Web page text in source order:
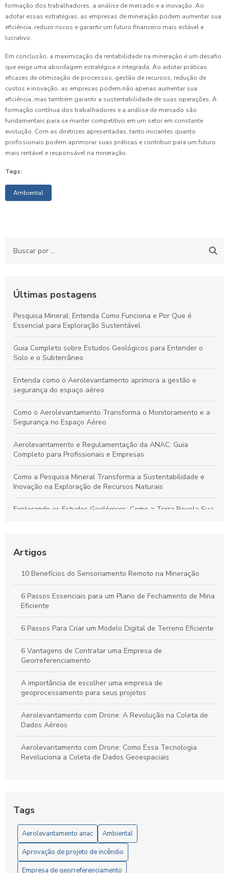
formação dos trabalhadores, a análise de mercado e a inovação. Ao
adotar essas estratégias, as empresas de mineração podem aumentar sua
eficiência, reduzir riscos e garantir um futuro financeiro mais estável e
lucrativo.
Em conclusão, a maximização da rentabilidade na mineração é um desafio
que exige uma abordagem estratégica e integrada. Ao adotar práticas
eficazes de otimização de processos, gestão de recursos, redução de
custos e inovação, as empresas podem não apenas aumentar sua
eficiência, mas também garantir a sustentabilidade de suas operações. A
formação contínua dos trabalhadores e a análise de mercado são
fundamentais para se manter competitivo em um setor em constante
evolução. Com as diretrizes apresentadas, tanto iniciantes quanto
profissionais podem aprimorar suas práticas e contribuir para um futuro
mais rentável e responsável na mineração.
Tags:
Ambiental
Últimas postagens
Pesquisa Mineral: Entenda Como Funciona e Por Que é
Essencial para Exploração Sustentável
Guia Completo sobre Estudos Geológicos para Entender o
Solo e o Subterrâneo
Entenda como o Aerolevantamento aprimora a gestão e
segurança do espaço aéreo
Como o Aerolevantamento Transforma o Monitoramento e a
Segurança no Espaço Aéreo
Aerolevantamento e Regulamentação da ANAC: Guia
Completo para Profissionais e Empresas
Como a Pesquisa Mineral Transforma a Sustentabilidade e
Inovação na Exploração de Recursos Naturais
Explorando os Estudos Geológicos: Como a Terra Revela Sua
revoluciona a coleta de dados em múltiplos setores
Plano de Gerenciamento de Riscos em Segurança do
Trabalho: Guia Completo para Proteger Sua Equipe e Otimizar
Resultados
Guia Completo para Criar um Plano de Gerenciamento de
Riscos em Segurança e Saúde no Trabalho
Artigos
10 Benefícios do Sensoriamento Remoto na Mineração
6 Passos Essenciais para um Plano de Fechamento de Mina
Eficiente
6 Passos Para Criar um Modelo Digital de Terreno Eficiente
6 Vantagens de Contratar uma Empresa de
Georreferenciamento
A importância de escolher uma empresa de
geoprocessamento para seus projetos
Aerolevantamento com Drone: A Revolução na Coleta de
Dados Aéreos
Aerolevantamento com Drone: Como Essa Tecnologia
Revoluciona a Coleta de Dados Geoespaciais
levantamentos
Aerolevantamento com Drone: Vantagens e Aplicações
Aerolevantamento com Drones: Inovação na Gestão
Eficiente de Terras e Recursos Naturais
Tags
Aerolevantamento anac
Ambiental
Aprovação de projeto de incêndio
Empresa de georreferenciamento